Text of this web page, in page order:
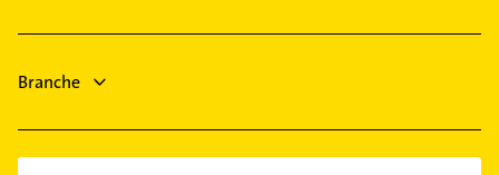
Rabenstein
Siegmar
Sonnenberg
Hausarzt
Branche